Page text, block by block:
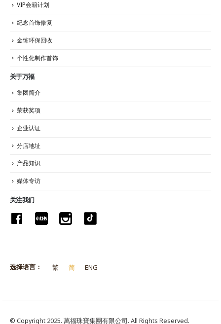
VIP会籍计划
纪念首饰修复
金饰环保回收
个性化制作首饰
关于万福
集团简介
荣获奖项
企业认证
分店地址
产品知识
媒体专访
关注我们
选择语言： 繁 简 ENG
© Copyright 2025. 萬福珠寶集團有限公司. All Rights Reserved.